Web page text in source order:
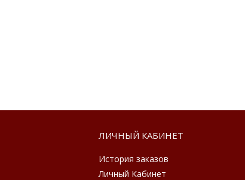
ЛИЧНЫЙ КАБИНЕТ
История заказов
Личный Кабинет